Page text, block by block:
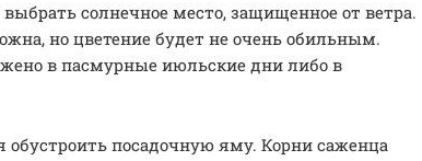
солнечное место, защищенное от ветра.
но цветение будет не очень обильным.
в пасмурные июльские дни либо в
обустроить посадочную яму. Корни саженца